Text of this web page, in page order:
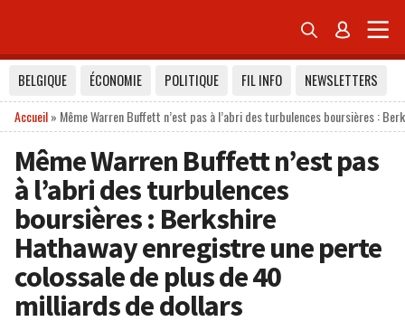
 
BELGIQUE ÉCONOMIE POLITIQUE FIL INFO
NEWSLETTERS
Accueil» Même Warren Buffett n’est pas à l’abri des turbulences boursières :
Même Warren Buffett n’est pas
à l’abri des turbulences
boursières : Berkshire
Hathaway enregistre une perte
colossale de plus de 40
milliards de dollars